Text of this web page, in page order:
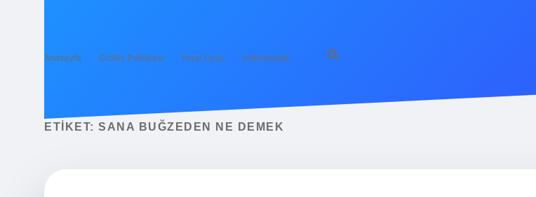
Anasayfa Gizlilik Politikası Yasal Uyarı Hakkımızda
ETIKET: SANA BUĞZEDEN NE DEMEK